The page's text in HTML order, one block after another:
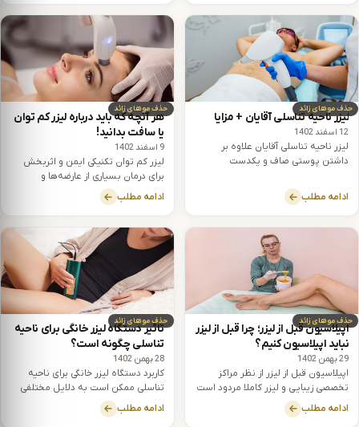
حذف موهای زائد
لیزر ناحیه تناسلی آقایان + مزایا
12 اسفند 1402
لیزر ناحیه تناسلی آقایان علاوه بر
داشتن پوستی صاف و یکدست
اهمیت باشد.
ادامه مطلب
حذف موهای زائد
هر آنچه که باید درباره لیزر کم توان
یا سافت بدانید!
9 اسفند 1402
لیزر کم توان تکنیکی ایمن و اثربخش
برای درمان بسیاری از عارضه‌ها و
بیماری‌های پوستی است.
ادامه مطلب
حذف موهای زائد
اپیلاسیون قبل از لیزر؛ چرا قبل از لیزر
نباید اپیلاسیون کنیم؟
29 بهمن 1402
اپیلاسیون قبل از لیزر از نظر مراکز
تخصصی زیبایی و لیزر کاملا مردود است
و این موضوع به دلیل حذف موها از
ریشه در اپیلاسیون است.
ادامه مطلب
حذف موهای زائد
تاثیر دستگاه لیزر خانگی برای ناحیه
تناسلی چگونه است؟
28 بهمن 1402
کاربرد دستگاه لیزر خانگی برای ناحیه
تناسلی ممکن است به دلایل مختلفی
نسبت به مراجعه به کلینیک‌های زیبایی
ارجحیت داشته باشد.
ادامه مطلب